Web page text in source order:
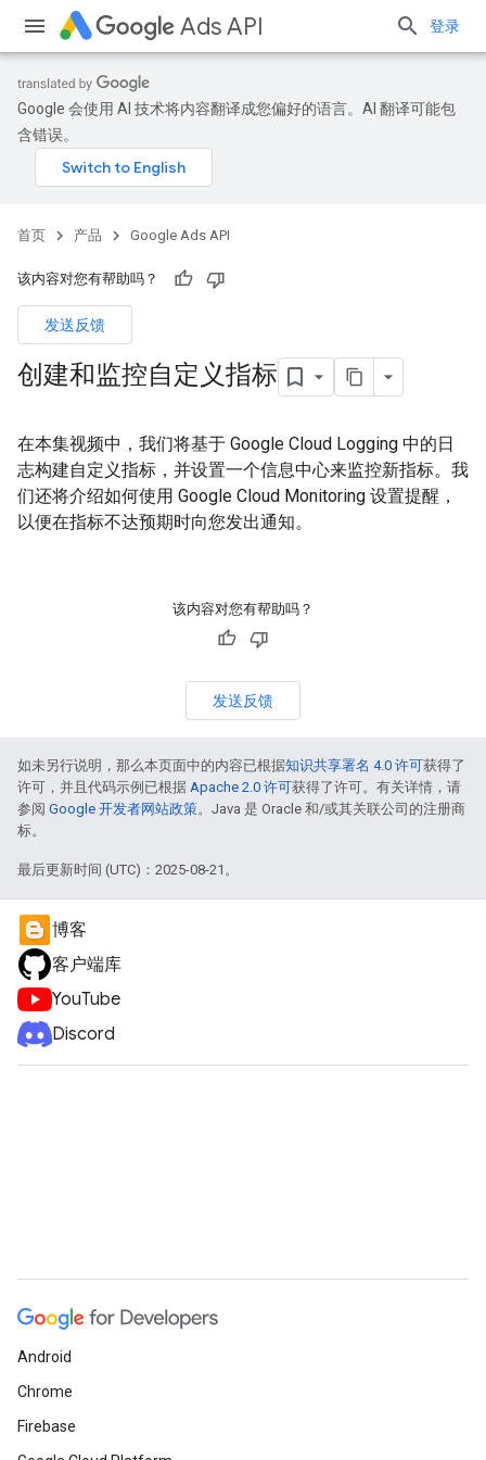
Ads API 登录
Google 会使用 AI 技术将内容翻译成您偏好的语言。AI 翻译可能包
含错误。
首页 产品 Google Ads API
该内容对您有帮助吗？
发送反馈
创建和监控自定义指标
在本集视频中，我们将基于 Google Cloud Logging 中的日
志构建自定义指标，并设置一个信息中心来监控新指标。我
们还将介绍如何使用 Google Cloud Monitoring 设置提醒，
以便在指标不达预期时向您发出通知。
该内容对您有帮助吗？
发送反馈
如未另行说明，那么本页面中的内容已根据知识共享署名 4.0 许可获得了
许可，并且代码示例已根据 Apache 2.0 许可获得了许可。有关详情，请
参阅 Google 开发者网站政策。Java 是 Oracle 和/或其关联公司的注册商
标。
最后更新时间 (UTC)：2025-08-21。
博客
客户端库
YouTube
Discord
Android
Chrome
Firebase